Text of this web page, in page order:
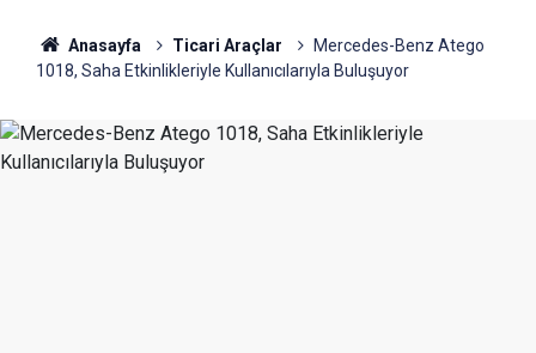
Anasayfa Ticari Araçlar
Mercedes-Benz Atego
1018, Saha Etkinlikleriyle Kullanıcılarıyla Buluşuyor